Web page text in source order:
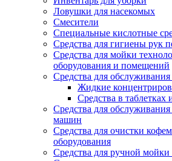
Ловушки для насекомых
Смесители
Специальные кислотные
Средства для гигиены рук
Средства для мойки
оборудования и помещений
Средства для
Жидкие
Средства в таблетках
Средства для
машин
Средства для очистки
оборудования
Средства для ручной